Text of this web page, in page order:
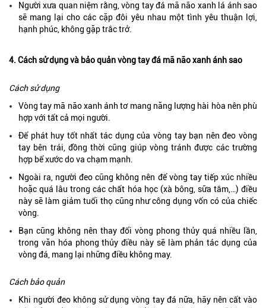
Người xưa quan niệm rằng, vòng tay đá mã não xanh lá ánh sao
sẽ mang lại cho các cặp đôi yêu nhau một tình yêu thuận lợi,
hạnh phúc, không gặp trắc trở.
4. Cách sử dụng và bảo quản vòng tay đá mã não xanh ánh sao
Cách sử dụng
Vòng tay mã não xanh ánh tơ mang năng lượng hài hòa nên phù
hợp với tất cả mọi người.
Để phát huy tốt nhất tác dụng của vòng tay bạn nên đeo vòng
tay bên trái, đồng thời cũng giúp vòng tránh được các trường
hợp bể xước do va chạm mạnh.
Ngoài ra, người đeo cũng không nên để vòng tay tiếp xúc nhiều
hoặc quá lâu trong các chất hóa học (xà bông, sữa tắm,…) điều
này sẽ làm giảm tuổi thọ cũng như công dụng vốn có của chiếc
vòng.
Bạn cũng không nên thay đổi vòng phong thủy quá nhiều lần,
trong văn hóa phong thủy điều này sẽ làm phản tác dụng của
vòng đá, mang lại những điều không may.
Cách bảo quản
Khi người đeo không sử dụng vòng tay đá nữa, hãy nên cất vào